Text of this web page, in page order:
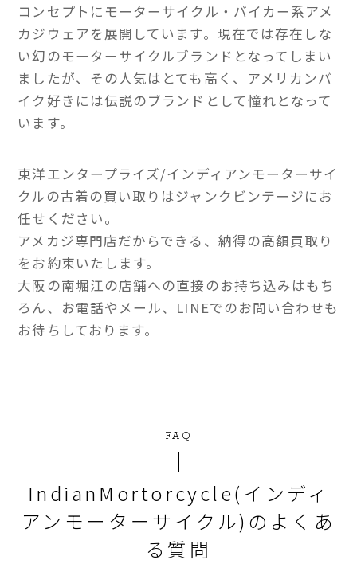
コンセプトにモーターサイクル・バイカー系アメ
カジウェアを展開しています。現在では存在しな
い幻のモーターサイクルブランドとなってしまい
ましたが、その人気はとても高く、アメリカンバ
イク好きには伝説のブランドとして憧れとなって
います。
東洋エンタープライズ/インディアンモーターサイ
クルの古着の買い取りはジャンクビンテージにお
任せください。
アメカジ専門店だからできる、納得の高額買取り
をお約束いたします。
大阪の南堀江の店舗への直接のお持ち込みはもち
ろん、お電話やメール、LINEでのお問い合わせも
お待ちしております。
FAQ
IndianMortorcycle(インディ
アンモーターサイクル)のよくあ
る質問